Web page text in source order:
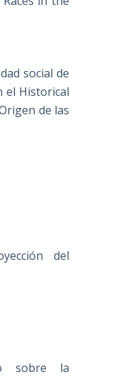
social de
el Historical
de las
del
sobre la